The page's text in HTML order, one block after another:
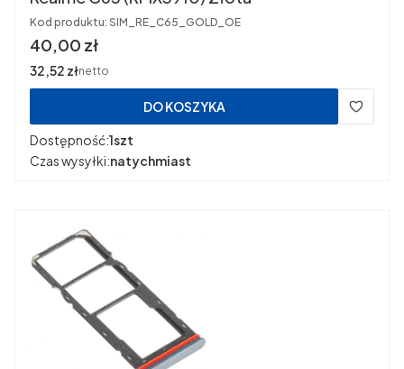
Kod produktu: SIM_RE_C65_GOLD_OE
Cena
40,00 zł
Cena
32,52 złnetto
DO KOSZYKA
Dostępność:1szt
Czas wysyłki:natychmiast